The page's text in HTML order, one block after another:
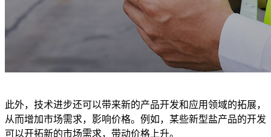
此外，技术进步还可以带来新的产品开发和应用领域的拓展，
从而增加市场需求，影响价格。例如，某些新型盐产品的开发
可以开拓新的市场需求，带动价格上升。